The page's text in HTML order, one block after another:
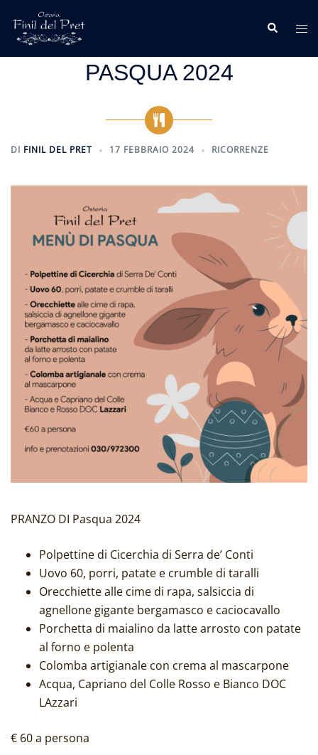
contenuto
Cerca
PASQUA 2024
DI FINIL DEL PRET 17 FEBBRAIO 2024 RICORRENZE
PRANZO DI Pasqua 2024
Polpettine di Cicerchia di Serra de’ Conti
Uovo 60, porri, patate e crumble di taralli
Orecchiette alle cime di rapa, salsiccia di
agnellone gigante bergamasco e caciocavallo
Porchetta di maialino da latte arrosto con patate
al forno e polenta
Colomba artigianale con crema al mascarpone
Acqua, Capriano del Colle Rosso e Bianco DOC
LAzzari
€ 60 a persona